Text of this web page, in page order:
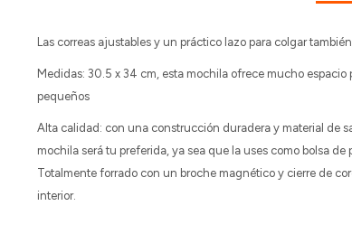
Las correas ajustables y un práctico lazo para colgar
Medidas: 30.5 x 34 cm, esta mochila ofrece mucho
pequeños
Alta calidad: con una construcción duradera y material de
mochila será tu preferida, ya sea que la uses como bolsa
Totalmente forrado con un broche magnético y cierre de
interior.